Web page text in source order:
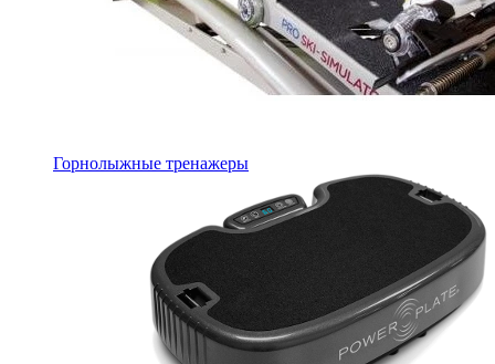
Горнолыжные тренажеры